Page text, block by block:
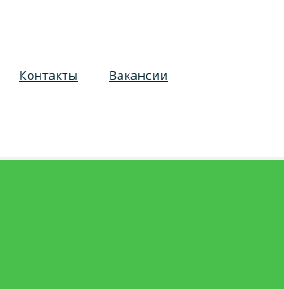
Контакты Вакансии